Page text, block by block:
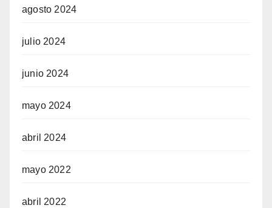
agosto 2024
julio 2024
junio 2024
mayo 2024
abril 2024
mayo 2022
abril 2022